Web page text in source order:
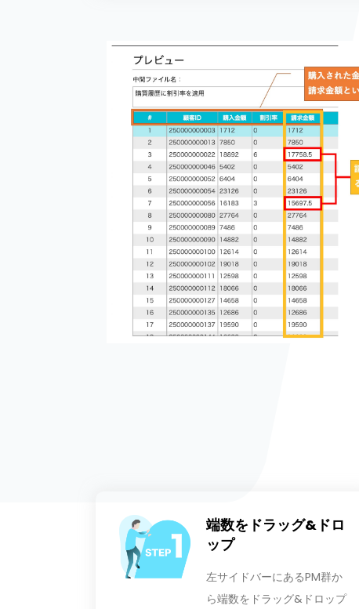
端数をドラッグ&ドロ
ップ
左サイドバーにあるPM群か
ら端数をドラッグ&ドロップ